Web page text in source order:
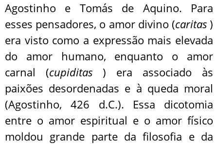
Agostinho e Tomás de Aquino. Para
esses pensadores, o amor divino (caritas)
era visto como a expressão mais elevada
do amor humano, enquanto o amor
carnal (cupiditas ) era associado às
paixões desordenadas e à queda moral
(Agostinho, 426 d.C.). Essa dicotomia
entre o amor espiritual e o amor físico
moldou grande parte da filosofia e da